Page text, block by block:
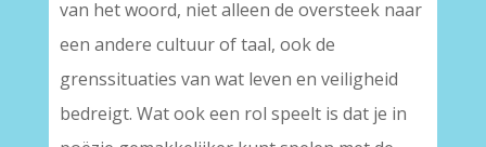
van het woord, niet alleen de oversteek naar
een andere cultuur of taal, ook de
grenssituaties van wat leven en veiligheid
bedreigt. Wat ook een rol speelt is dat je in